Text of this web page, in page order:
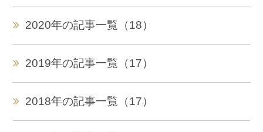
2020年の記事一覧（18）
2019年の記事一覧（17）
2018年の記事一覧（17）